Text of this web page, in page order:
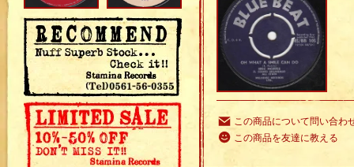
この商品について問い合わ
この商品を友達に教える